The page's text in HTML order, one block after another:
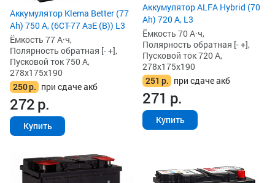
Аккумулятор Klema Better (77
Ah) 750 А, (6СТ-77 АзЕ (B)) L3
Ёмкость 77 А·ч,
Полярность обратная [- +],
Пусковой ток 750 А,
278x175x190
250р. при сдаче акб
272р.
Купить
Аккумулятор ALFA Hybrid (70
Ah) 720 А, L3
Ёмкость 70 А·ч,
Полярность обратная [- +],
Пусковой ток 720 А,
278x175x190
251 р. при сдаче акб
271 р.
Купить